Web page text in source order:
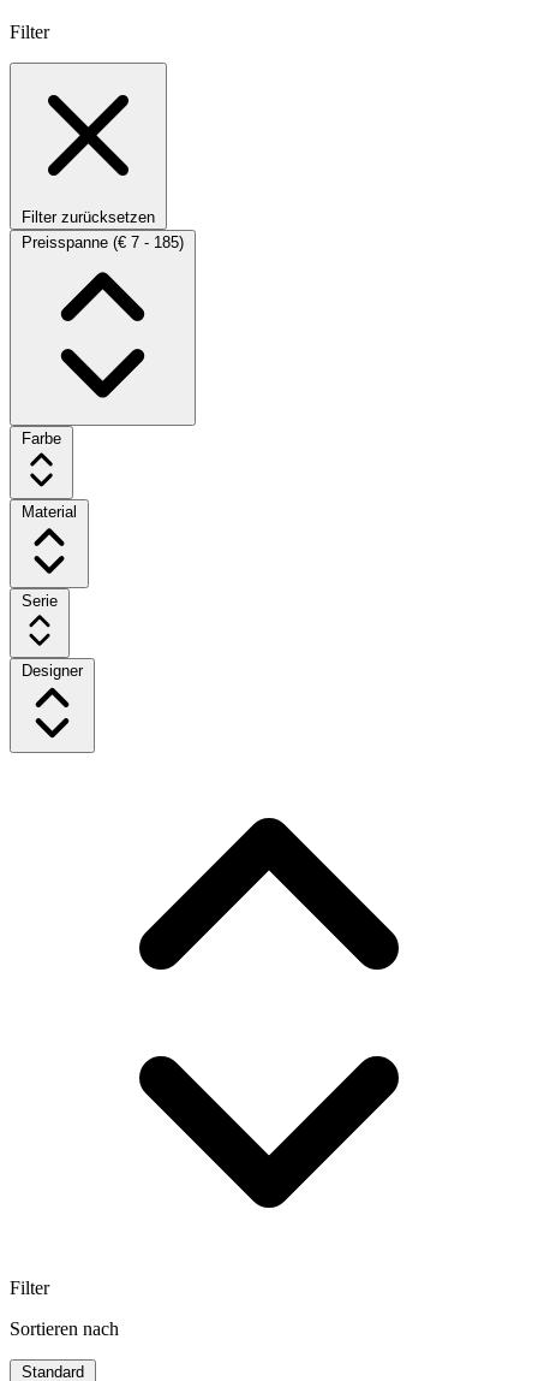
Filter
Filter zurücksetzen
Preisspanne (€ 7 - 185)
Farbe
Material
Serie
Designer
Filter
Sortieren nach
Standard